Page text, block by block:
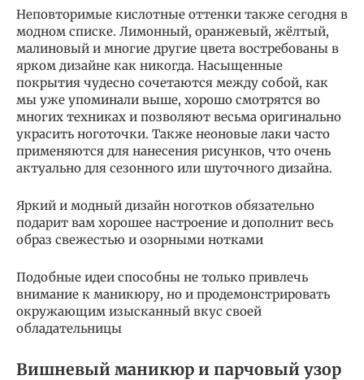
Неповторимые кислотные оттенки также сегодня в
модном списке. Лимонный, оранжевый, жёлтый,
малиновый и многие другие цвета востребованы в
ярком дизайне как никогда. Насыщенные
покрытия чудесно сочетаются между собой, как
мы уже упоминали выше, хорошо смотрятся во
многих техниках и позволяют весьма оригинально
украсить ноготочки. Также неоновые лаки часто
применяются для нанесения рисунков, что очень
актуально для сезонного или шуточного дизайна.
Яркий и модный дизайн ноготков обязательно
подарит вам хорошее настроение и дополнит весь
образ свежестью и озорными нотками
Подобные идеи способны не только привлечь
внимание к маникюру, но и продемонстрировать
окружающим изысканный вкус своей
обладательницы
Вишневый маникюр и парчовый узор